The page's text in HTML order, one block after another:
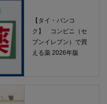
【タイ・バンコ
ク】 コンビニ（セ
ブンイレブン）で買
える薬 2026年版